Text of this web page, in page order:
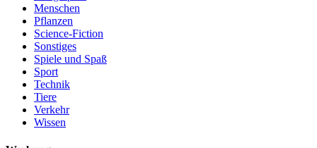
Menschen
Pflanzen
Science-Fiction
Sonstiges
Spiele und Spaß
Sport
Technik
Tiere
Verkehr
Wissen